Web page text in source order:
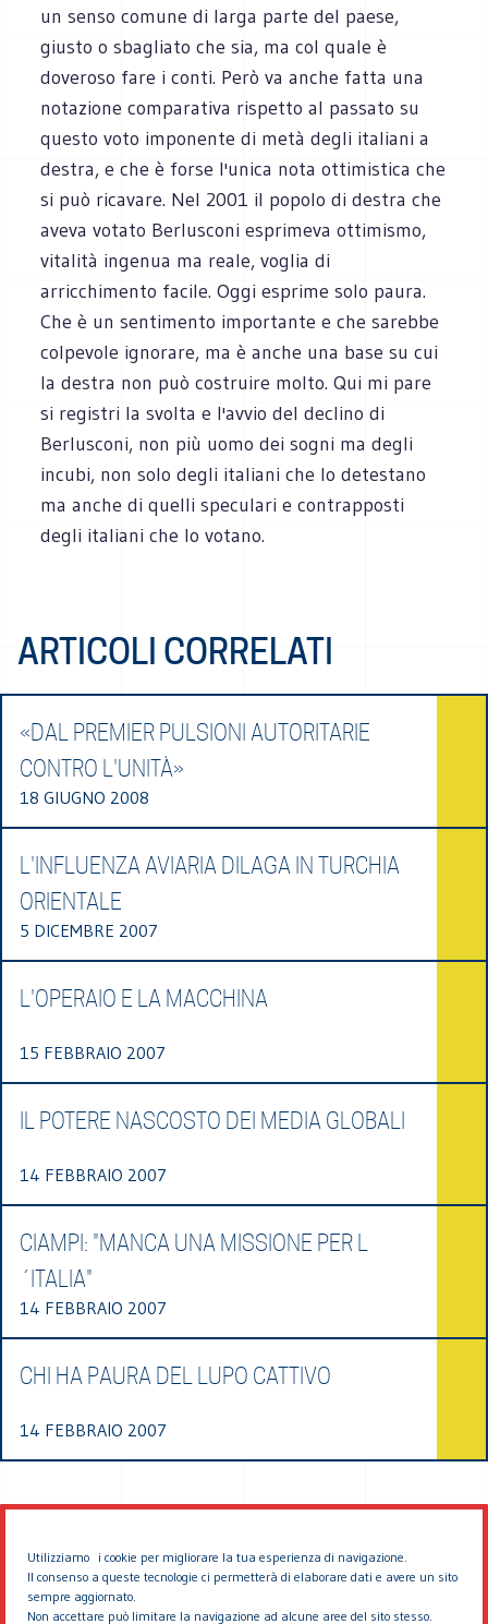
Utilizziamo i cookie per migliorare la tua esperienza di navigazione.
Il consenso a queste tecnologie ci permetterà di elaborare dati e avere un sito
sempre aggiornato.
Non accettare può limitare la navigazione ad alcune aree del sito stesso.
un senso comune di larga parte del paese,
giusto o sbagliato che sia, ma col quale è
doveroso fare i conti. Però va anche fatta una
notazione comparativa rispetto al passato su
questo voto imponente di metà degli italiani a
destra, e che è forse l'unica nota ottimistica che
si può ricavare. Nel 2001 il popolo di destra che
aveva votato Berlusconi esprimeva ottimismo,
vitalità ingenua ma reale, voglia di
arricchimento facile. Oggi esprime solo paura.
Che è un sentimento importante e che sarebbe
colpevole ignorare, ma è anche una base su cui
la destra non può costruire molto. Qui mi pare
si registri la svolta e l'avvio del declino di
Berlusconi, non più uomo dei sogni ma degli
incubi, non solo degli italiani che lo detestano
ma anche di quelli speculari e contrapposti
degli italiani che lo votano.
ARTICOLI CORRELATI
«DAL PREMIER PULSIONI AUTORITARIE
CONTRO L'UNITÀ»
18 GIUGNO 2008
L'INFLUENZA AVIARIA DILAGA IN TURCHIA
ORIENTALE
5 DICEMBRE 2007
L'OPERAIO E LA MACCHINA
15 FEBBRAIO 2007
IL POTERE NASCOSTO DEI MEDIA GLOBALI
14 FEBBRAIO 2007
CIAMPI: "MANCA UNA MISSIONE PER L
´ITALIA"
14 FEBBRAIO 2007
CHI HA PAURA DEL LUPO CATTIVO
14 FEBBRAIO 2007